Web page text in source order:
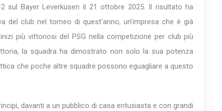
sul Bayer Leverkusen il 21 ottobre 2025. Il risultato ha
del club nel torneo di quest’anno, un’impresa che è già
più vittoriosi del PSG nella competizione per club più
la squadra ha dimostrato non solo la sua potenza
che poche altre squadre possono eguagliare a questo
davanti a un pubblico di casa entusiasta e con grandi